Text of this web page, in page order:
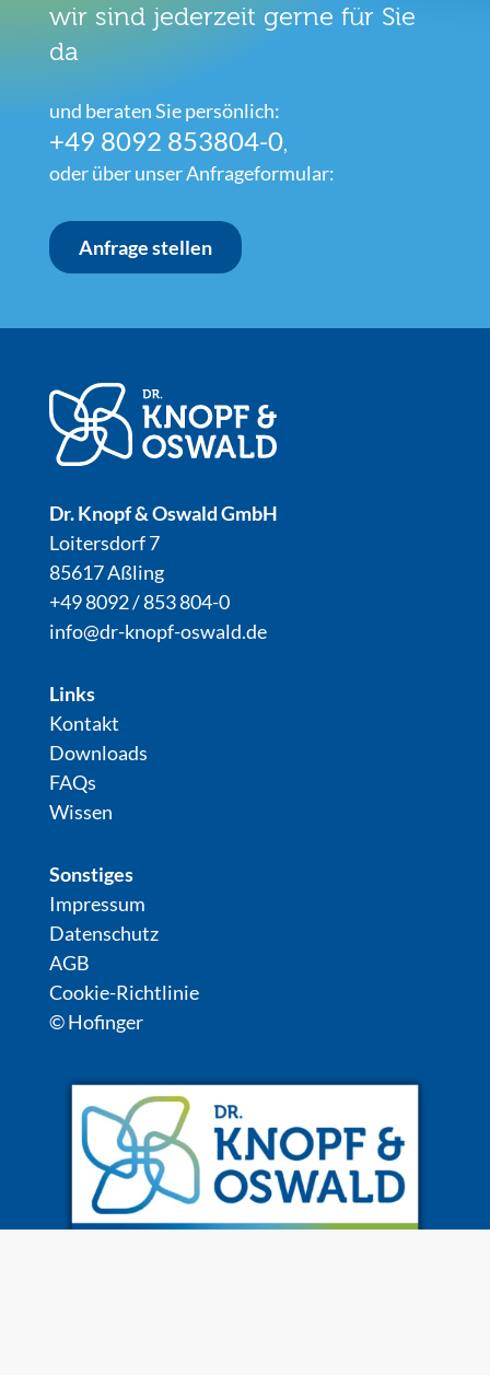
wir sind jederzeit gerne für Sie
da
und beraten Sie persönlich:
+49 8092 853804-0,
oder über unser Anfrageformular:
Anfrage stellen
Dr. Knopf & Oswald GmbH
Loitersdorf 7
85617 Aßling
+49 8092 / 853 804-0
info@dr-knopf-oswald.de
Links
Kontakt
Downloads
FAQs
Wissen
Sonstiges
Impressum
Datenschutz
AGB
Cookie-Richtlinie
© Hofinger